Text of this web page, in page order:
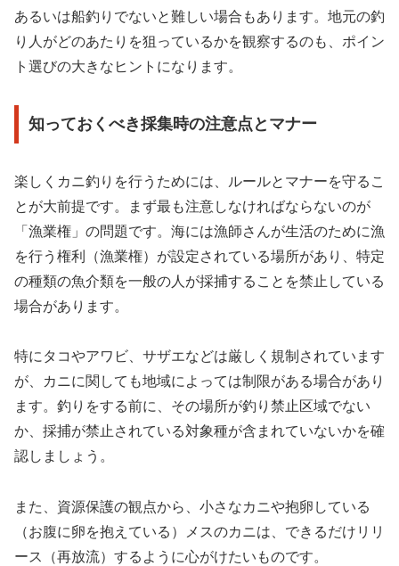
あるいは船釣りでないと難しい場合もあります。地元の釣
り人がどのあたりを狙っているかを観察するのも、ポイン
ト選びの大きなヒントになります。
知っておくべき採集時の注意点とマナー
楽しくカニ釣りを行うためには、ルールとマナーを守るこ
とが大前提です。まず最も注意しなければならないのが
「漁業権」の問題です。海には漁師さんが生活のために漁
を行う権利（漁業権）が設定されている場所があり、特定
の種類の魚介類を一般の人が採捕することを禁止している
場合があります。
特にタコやアワビ、サザエなどは厳しく規制されています
が、カニに関しても地域によっては制限がある場合があり
ます。釣りをする前に、その場所が釣り禁止区域でない
か、採捕が禁止されている対象種が含まれていないかを確
認しましょう。
また、資源保護の観点から、小さなカニや抱卵している
（お腹に卵を抱えている）メスのカニは、できるだけリリ
ース（再放流）するように心がけたいものです。